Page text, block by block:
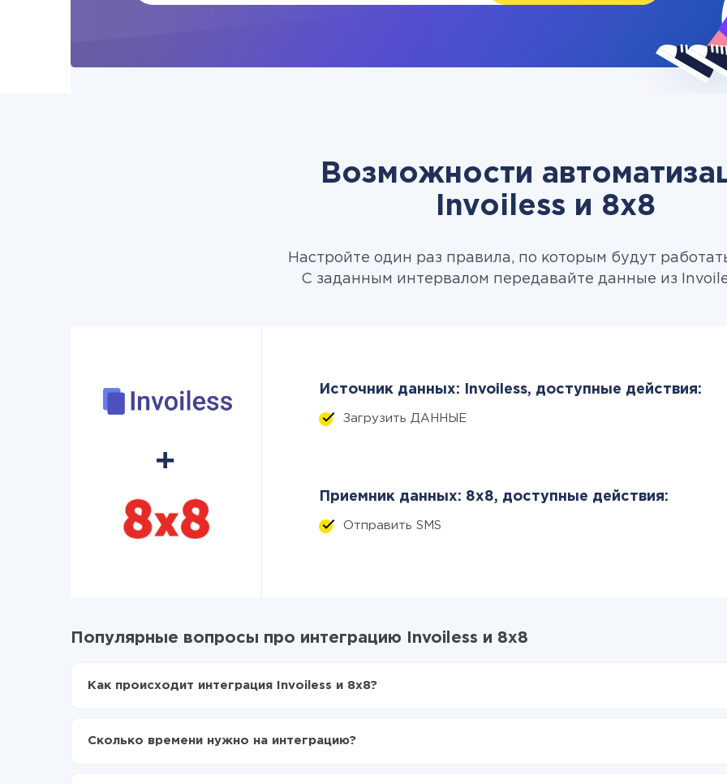
Возможности
Invoiless и 8x8
Настройте один раз правила, по которым будут
С заданным интервалом передавайте данные из
Источник данных: Invoiless, доступные действия:
Загрузить ДАННЫЕ
Приемник данных: 8x8, доступные действия:
Отправить SMS
Популярные вопросы про интеграцию Invoiless и 8x8
Как происходит интеграция Invoiless и 8x8?
Включаете автообновление
Сколько времени нужно на интеграцию?